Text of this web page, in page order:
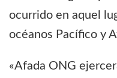
ocurrido en aquel
océanos Pacífico y
«Afada ONG